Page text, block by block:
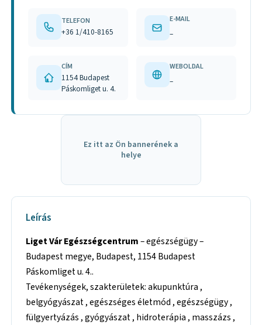
TELEFON
+36 1/410-8165
E-MAIL
–
CÍM
1154 Budapest
Páskomliget u. 4.
WEBOLDAL
–
Ez itt az Ön bannerének a
helye
Leírás
Liget Vár Egészségcentrum– egészségügy –
Budapest megye, Budapest, 1154 Budapest
Páskomliget u. 4..
Tevékenységek, szakterületek: akupunktúra ,
belgyógyászat , egészséges életmód , egészségügy ,
fülgyertyázás , gyógyászat , hidroterápia , masszázs ,